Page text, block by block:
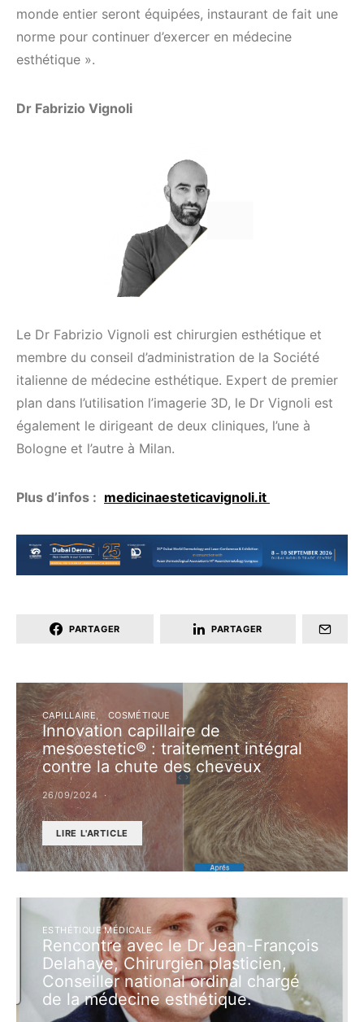
monde entier seront équipées, instaurant de fait une
norme pour continuer d’exercer en médecine
esthétique ».
Dr Fabrizio Vignoli
Le Dr Fabrizio Vignoli est chirurgien esthétique et
membre du conseil d’administration de la Société
italienne de médecine esthétique. Expert de premier
plan dans l’utilisation l’imagerie 3D, le Dr Vignoli est
également le dirigeant de deux cliniques, l’une à
Bologne et l’autre à Milan.
Plus d’infos : medicinaesteticavignoli.it
PARTAGER PARTAGER
CAPILLAIRE COSMÉTIQUE
Innovation capillaire de
mesoestetic® : traitement intégral
contre la chute des cheveux
26/09/2024
LIRE L'ARTICLE
ESTHÉTIQUE MÉDICALE
Rencontre avec le Dr Jean-François
Delahaye, Chirurgien plasticien,
Conseiller national ordinal chargé
de la médecine esthétique.